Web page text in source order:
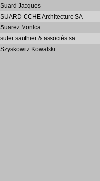
Suard Jacques
SUARD-CCHE Architecture SA
Suarez Monica
suter sauthier & associés sa
Szyskowitz Kowalski